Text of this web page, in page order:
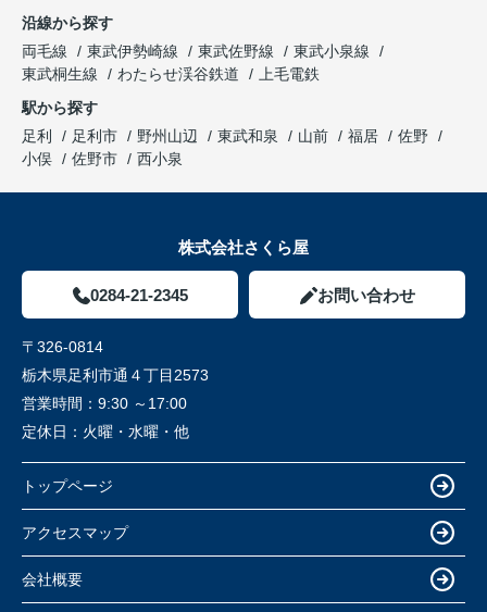
沿線から探す
両毛線
東武伊勢崎線 東武佐野線
東武小泉線
東武桐生線
わたらせ渓谷鉄道
上毛電鉄
駅から探す
足利
足利市 野州山辺 東武和泉 山前 福居
佐野
小俣
佐野市 西小泉
株式会社さくら屋
0284-21-2345 お問い合わせ
〒326-0814
栃木県足利市通４丁目2573
営業時間： 9:30 ～17:00
定休日： 火曜・水曜・他
トップページ
アクセスマップ
会社概要